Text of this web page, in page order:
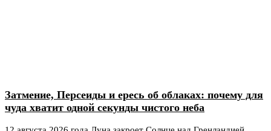
Затмение, Персеиды и ересь об облаках: почему для
чуда хватит одной секунды чистого неба